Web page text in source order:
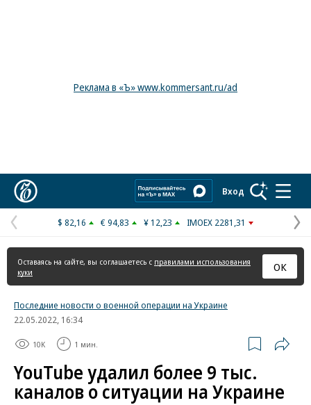
Реклама в «Ъ» www.kommersant.ru/ad
Вход
Предыдущая
страница
$ 82,16 € 94,83 ¥ 12,23 IMOEX 2281,31
Оставаясь на сайте, вы соглашаетесь с правилами использования
куки
ОК
Последние новости о военной операции на Украине
22.05.2022, 16:34
10K 1 мин.
YouTube удалил более 9 тыс.
каналов о ситуации на Украине